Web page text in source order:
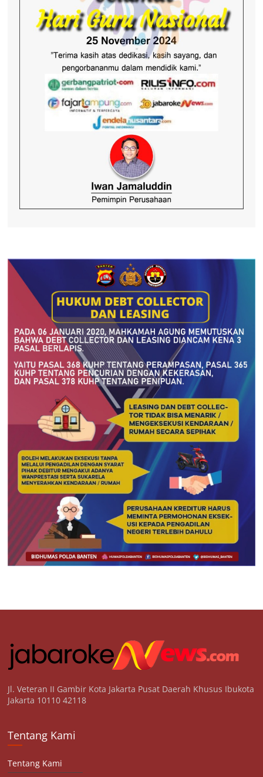
Jl. Veteran II Gambir Kota Jakarta Pusat Daerah Khusus Ibukota
Jakarta 10110 42118
Tentang Kami
Tentang Kami